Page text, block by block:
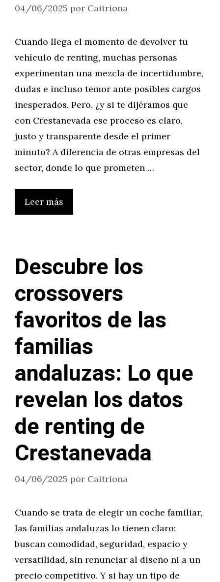
04/06/2025 por Caitriona
Cuando llega el momento de devolver tu
vehículo de renting, muchas personas
experimentan una mezcla de incertidumbre,
dudas e incluso temor ante posibles cargos
inesperados. Pero, ¿y si te dijéramos que
con Crestanevada ese proceso es claro,
justo y transparente desde el primer
minuto? A diferencia de otras empresas del
sector, donde lo que prometen …
Leer más
Descubre los
crossovers
favoritos de las
familias
andaluzas: Lo que
revelan los datos
de renting de
Crestanevada
04/06/2025 por Caitriona
Cuando se trata de elegir un coche familiar,
las familias andaluzas lo tienen claro:
buscan comodidad, seguridad, espacio y
versatilidad, sin renunciar al diseño ni a un
precio competitivo. Y si hay un tipo de